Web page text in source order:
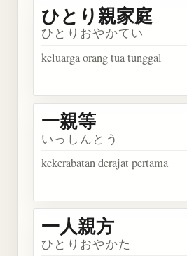
ひとり親家庭
ひとりおやかてい
keluarga orang tua tunggal
一親等
いっしんとう
kekerabatan derajat pertama
一人親方
ひとりおやかた